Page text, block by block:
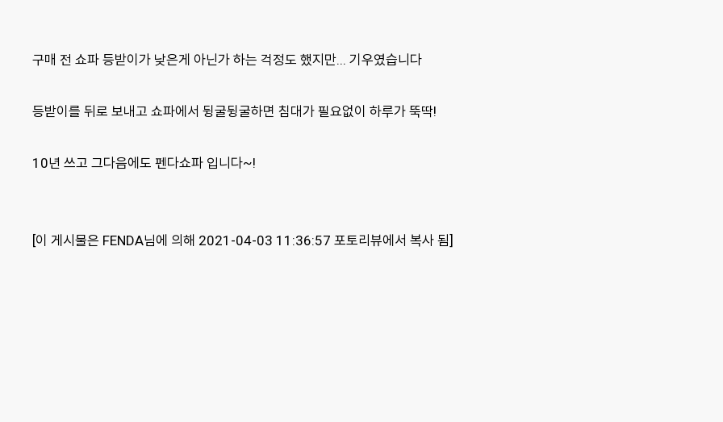
구매 전 쇼파 등받이가 낮은게 아닌가 하는 걱정도 했지만... 기우였습니다
등받이를 뒤로 보내고 쇼파에서 뒹굴뒹굴하면 침대가 필요없이 하루가 뚝딱!
10년 쓰고 그다음에도 펜다쇼파 입니다~!
[이 게시물은 FENDA님에 의해 2021-04-03 11:36:57 포토리뷰에서 복사 됨]